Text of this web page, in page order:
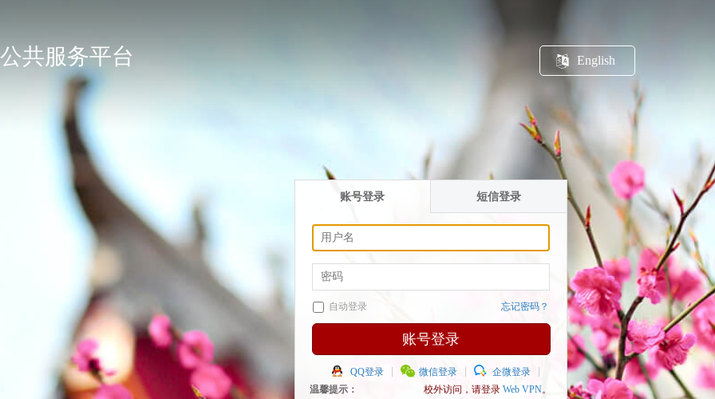
共服务平台 English
账号登录 短信登录
自动登录 忘记密码？
账号登录
QQ登录 微信登录
企微登录
温馨提示：
校外访问，请登录 Web VPN。